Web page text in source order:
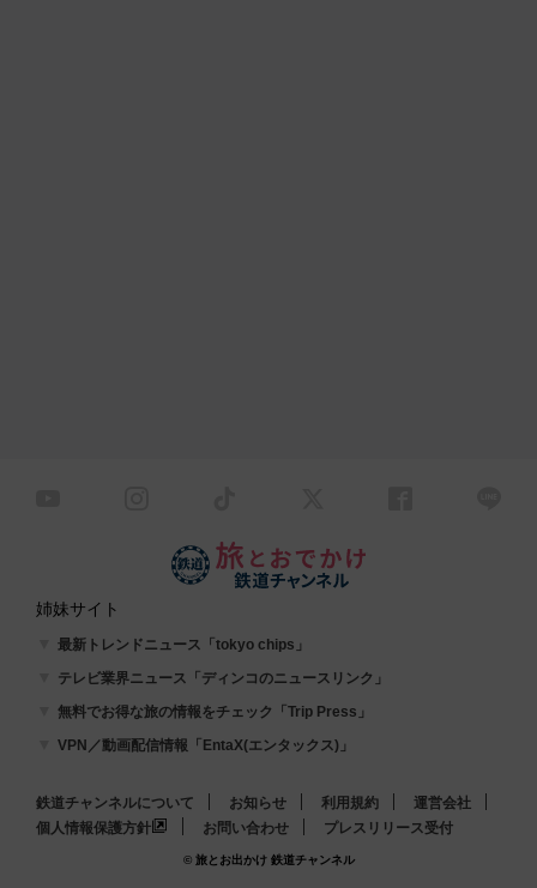
姉妹サイト
最新トレンドニュース「tokyo chips」
テレビ業界ニュース「ディンコのニュースリンク」
無料でお得な旅の情報をチェック「Trip Press」
VPN／動画配信情報「EntaX(エンタックス)」
鉄道チャンネルについて お知らせ 利用規約
運営会社
個人情報保護方針
お問い合わせ プレスリリース受付
© 旅とお出かけ 鉄道チャンネル